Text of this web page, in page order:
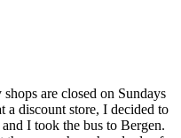
are closed on Sundays
discount store, I decided to
I took the bus to Bergen.